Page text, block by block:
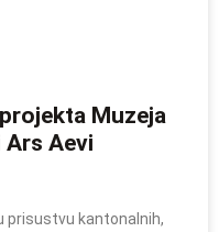
Muzeja
Aevi
prisustvu kantonalnih,